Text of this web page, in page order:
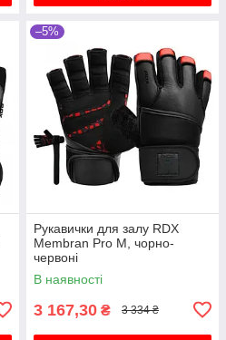
–5%
Рукавички для залу RDX
Membran Pro M, чорно-
червоні
В наявності
3 167,30 ₴ 3 334 ₴